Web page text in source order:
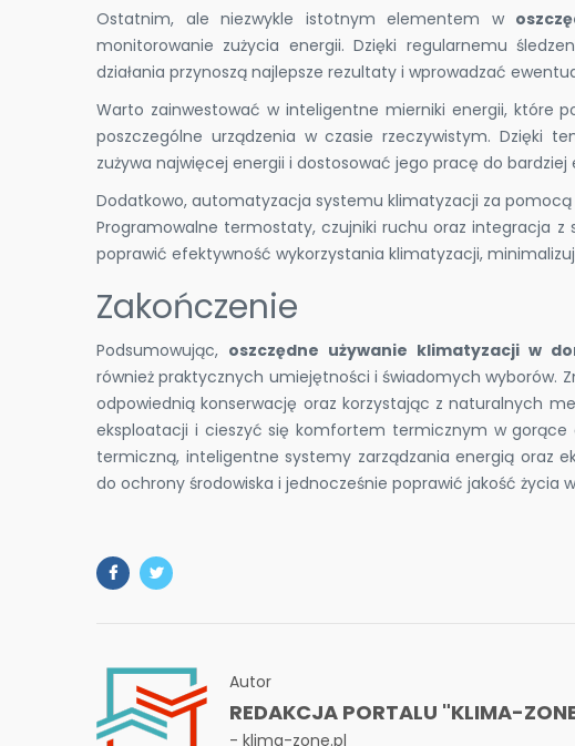
Ostatnim, ale niezwykle istotnym elementem w
monitorowanie zużycia energii. Dzięki regularnemu
działania przynoszą najlepsze rezultaty i wprowadzać
Warto zainwestować w inteligentne mierniki energii, które
poszczególne urządzenia w czasie rzeczywistym. Dzięki
zużywa najwięcej energii i dostosować jego pracę do
Dodatkowo, automatyzacja systemu klimatyzacji za
Programowalne termostaty, czujniki ruchu oraz integracja
poprawić efektywność wykorzystania klimatyzacji,
Zakończenie
Podsumowując, oszczędne używanie klimatyzacji w
również praktycznych umiejętności i świadomych wyborów.
odpowiednią konserwację oraz korzystając z naturalnych
eksploatacji i cieszyć się komfortem termicznym w gorące
termiczną, inteligentne systemy zarządzania energią oraz
do ochrony środowiska i jednocześnie poprawić jakość życia
Autor
REDAKCJA PORTALU "KLIMA-
- klima-zone.pl